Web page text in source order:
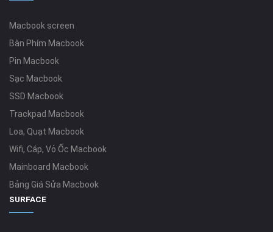
Macbook screen
Bàn Phím Macbook
Pin Macbook
Sạc Macbook
SSD Macbook
Trackpad Macbook
Loa, Quạt Macbook
Wifi, Cáp, Vỏ Ốc Macbook
Mainboard Macbook
Bảng Giá Sửa Macbook
SURFACE